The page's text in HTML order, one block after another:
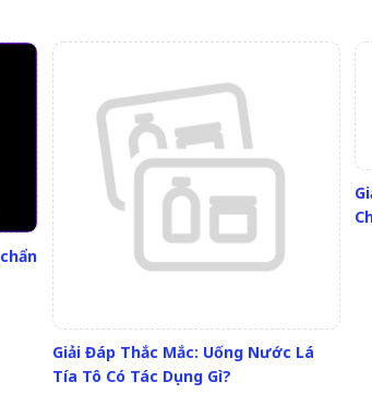
Giải Đáp Thắc Mắc: Uống Nước Lá
Tía Tô Có Tác Dụng Gì?